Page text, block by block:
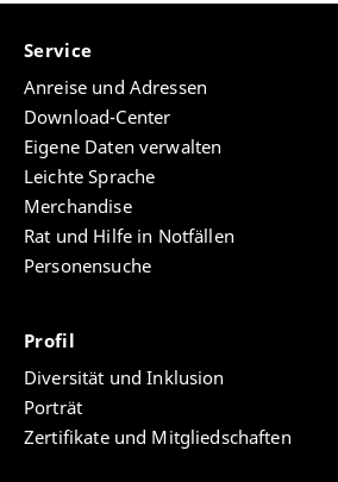
Service
Anreise und Adressen
Download-Center
Eigene Daten verwalten
Leichte Sprache
Merchandise
Rat und Hilfe in Notfällen
Personensuche
Profil
Diversität und Inklusion
Porträt
Zertifikate und Mitgliedschaften